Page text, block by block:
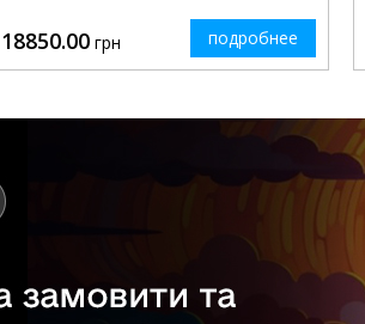
18850.00 грн подробнее